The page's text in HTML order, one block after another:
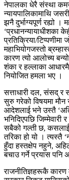
नेपालका धेरै संस्था
न्यायपालिकामाथि
झनै दुर्भाग्यपूर्ण रह्यो ।
‘प्रधानन्यायाधीशका
प्रतिक्रिया/
महाभियोगजस्तो
कारण त्यो आलोच्य
शंका र हल्लाका
नियोजित हमला भए ।
सत्ताधारी दल, संसद् र
सुरु गरेको विषयमा मौन
आदेशलाई भने उस्तै
भनिदिएपछि
सबैको गल्ती छ, कसलाई
तरिका हो यो । त्यस्तै
हुँदा हस्तक्षेप नहुने,
बचाउ गर्ने प्रयास पनि
राजनीतिज्ञहरूकै कारण